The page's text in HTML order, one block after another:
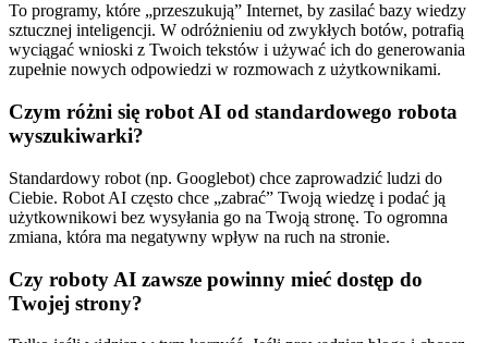
To programy, które „przeszukują” Internet, by zasilać bazy wiedzy
sztucznej inteligencji. W odróżnieniu od zwykłych botów, potrafią
wyciągać wnioski z Twoich tekstów i używać ich do generowania
zupełnie nowych odpowiedzi w rozmowach z użytkownikami.
Czym różni się robot AI od standardowego robota
wyszukiwarki?
Standardowy robot (np. Googlebot) chce zaprowadzić ludzi do
Ciebie. Robot AI często chce „zabrać” Twoją wiedzę i podać ją
użytkownikowi bez wysyłania go na Twoją stronę. To ogromna
zmiana, która ma negatywny wpływ na ruch na stronie.
Czy roboty AI zawsze powinny mieć dostęp do
Twojej strony?